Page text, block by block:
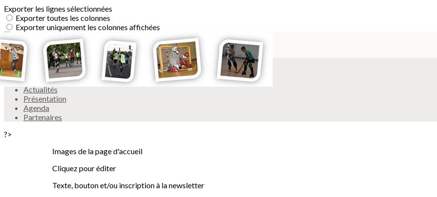
Exporter les lignes sélectionnées
Exporter toutes les colonnes
Exporter uniquement les colonnes affichées
Menu
<
>
Actualités
Présentation
Agenda
Partenaires
?>
Images de la page d'accueil
Cliquez pour éditer
Texte, bouton et/ou inscription à la newsletter